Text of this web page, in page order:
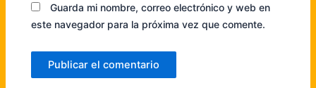
Guarda mi nombre, correo electrónico y web en
este navegador para la próxima vez que comente.